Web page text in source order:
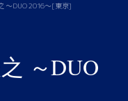
～DUO 2016～[東京]
～DUO